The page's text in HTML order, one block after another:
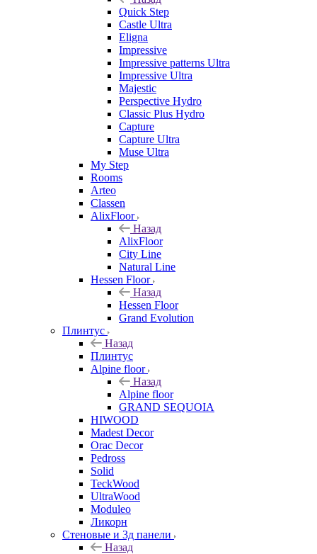
Quick Step
Castle Ultra
Eligna
Impressive
Impressive patterns Ultra
Impressive Ultra
Majestic
Perspective Hydro
Classic Plus Hydro
Capture
Capture Ultra
Muse Ultra
My Step
Rooms
Arteo
Classen
AlixFloor
Назад
AlixFloor
City Line
Natural Line
Hessen Floor
Назад
Hessen Floor
Grand Evolution
Плинтус
Назад
Плинтус
Alpine floor
Назад
Alpine floor
GRAND SEQUOIA
HIWOOD
Madest Decor
Orac Decor
Pedross
Solid
TeckWood
UltraWood
Moduleo
Ликорн
Стеновые и 3д панели
Назад